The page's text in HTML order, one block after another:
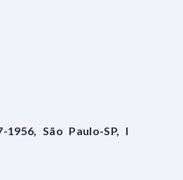
São Paulo-SP, I